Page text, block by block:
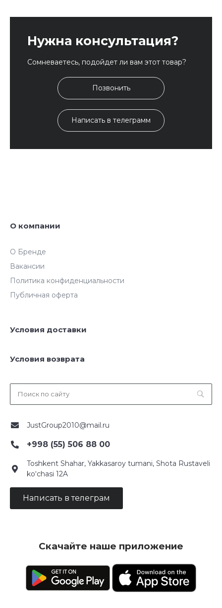
Нужна консультация?
Сомневаетесь, подойдет ли вам этот товар?
Позвонить
Написать в телеграмм
О компании
О Бренде
Вакансии
Политика конфиденциальности
Публичная оферта
Условия доставки
Условия возврата
JustGroup2010@mail.ru
+998 (55) 506 88 00
Toshkent Shahar, Yakkasaroy tumani, Shota Rustaveli
ko‘chasi 12A
Написать в телеграм
Скачайте наше приложение